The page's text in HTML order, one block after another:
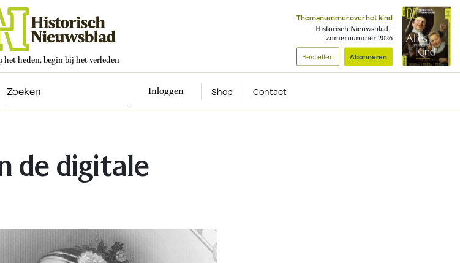
het heden, begin bij het verleden
Themanummer over het kind
Historisch Nieuwsblad -
zomernummer 2026
Bestellen Abonneren
Inloggen Shop Contact
de digitale